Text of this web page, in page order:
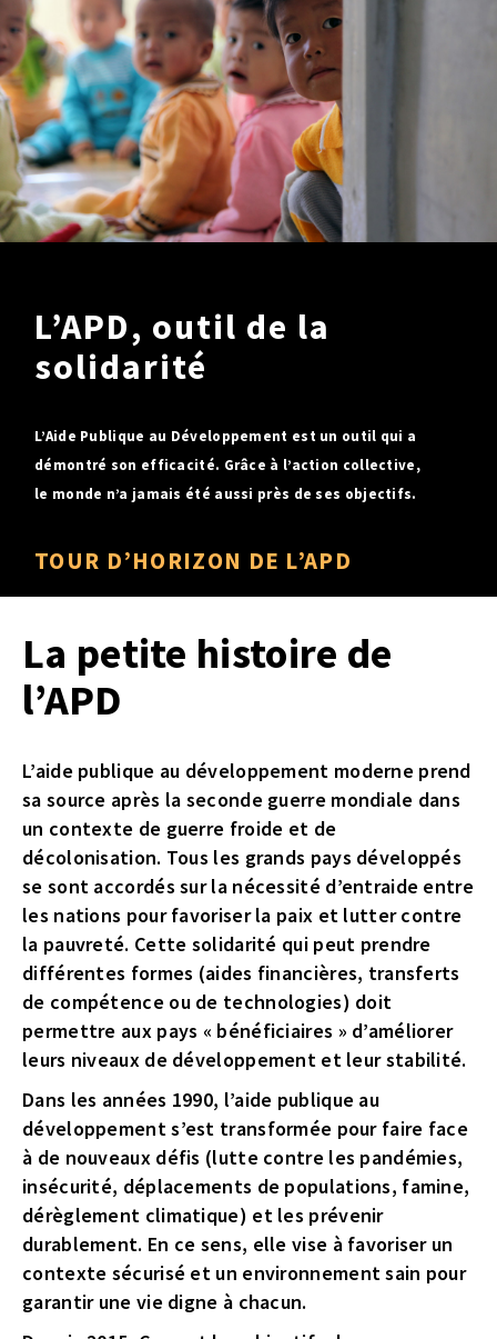
L’APD, outil de la
solidarité
L’Aide Publique au Développement est un outil qui a
démontré son efficacité. Grâce à l’action collective,
le monde n’a jamais été aussi près de ses objectifs.
TOUR D’HORIZON DE L’APD
La petite histoire de
l’APD
L’aide publique au développement moderne prend
sa source après la seconde guerre mondiale dans
un contexte de guerre froide et de
décolonisation. Tous les grands pays développés
se sont accordés sur la nécessité d’entraide entre
les nations pour favoriser la paix et lutter contre
la pauvreté. Cette solidarité qui peut prendre
différentes formes (aides financières, transferts
de compétence ou de technologies) doit
permettre aux pays « bénéficiaires » d’améliorer
leurs niveaux de développement et leur stabilité.
Dans les années 1990, l’aide publique au
développement s’est transformée pour faire face
à de nouveaux défis (lutte contre les pandémies,
insécurité, déplacements de populations, famine,
dérèglement climatique) et les prévenir
durablement. En ce sens, elle vise à favoriser un
contexte sécurisé et un environnement sain pour
garantir une vie digne à chacun.